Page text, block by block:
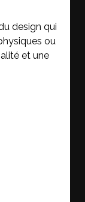
design qui
ou
et une